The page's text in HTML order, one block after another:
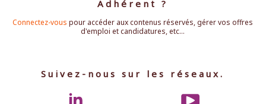
Adhérent ?
Connectez-vous pour accéder aux contenus réservés, gérer vos offres
d'emploi et candidatures, etc...
Suivez-nous sur les réseaux.